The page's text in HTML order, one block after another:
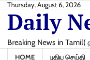
Skip
content
Thursday, August 6, 2026
Daily
Breaking News in
HOME புதிய செய்தி